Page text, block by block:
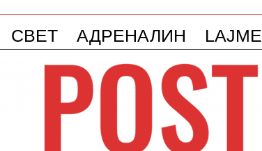
СВЕТ АДРЕНАЛИН LAJME